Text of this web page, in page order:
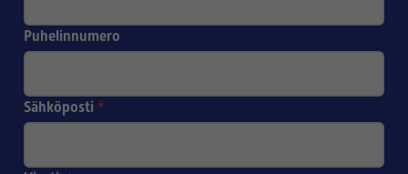
Puhelinnumero
Sähköposti *